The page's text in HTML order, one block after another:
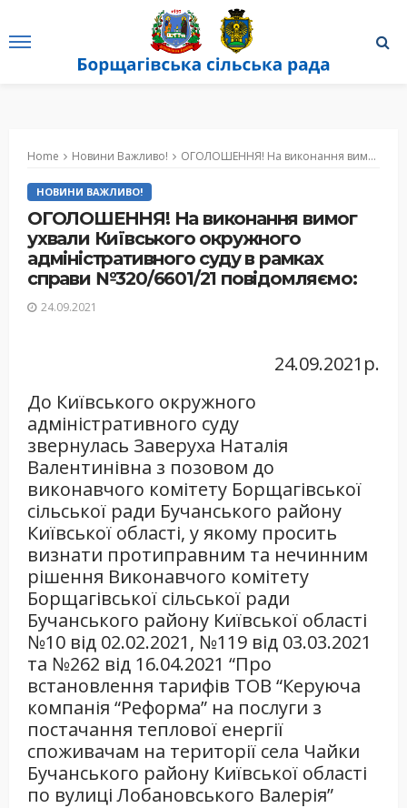
Home Новини Важливо! ОГОЛОШЕННЯ! На виконання вимог ухвали Київського окружного адміністративного суду в рамках справи №320/6601/21 повідомляємо:
НОВИНИ ВАЖЛИВО!
ОГОЛОШЕННЯ! На виконання вимог
ухвали Київського окружного
адміністративного суду в рамках
справи №320/6601/21 повідомляємо:
24.09.2021
24.09.2021р.
До Київського окружного
адміністративного суду
звернулась Заверуха Наталія
Валентинівна з позовом до
виконавчого комітету Борщагівської
сільської ради Бучанського району
Київської області, у якому просить
визнати протиправним та нечинним
рішення Виконавчого комітету
Борщагівської сільської ради
Бучанського району Київської області
№10 від 02.02.2021, №119 від 03.03.2021
та №262 від 16.04.2021 “Про
встановлення тарифів ТОВ “Керуюча
компанія “Реформа” на послуги з
постачання теплової енергії
споживачам на території села Чайки
Бучанського району Київської області
по вулиці Лобановського Валерія”